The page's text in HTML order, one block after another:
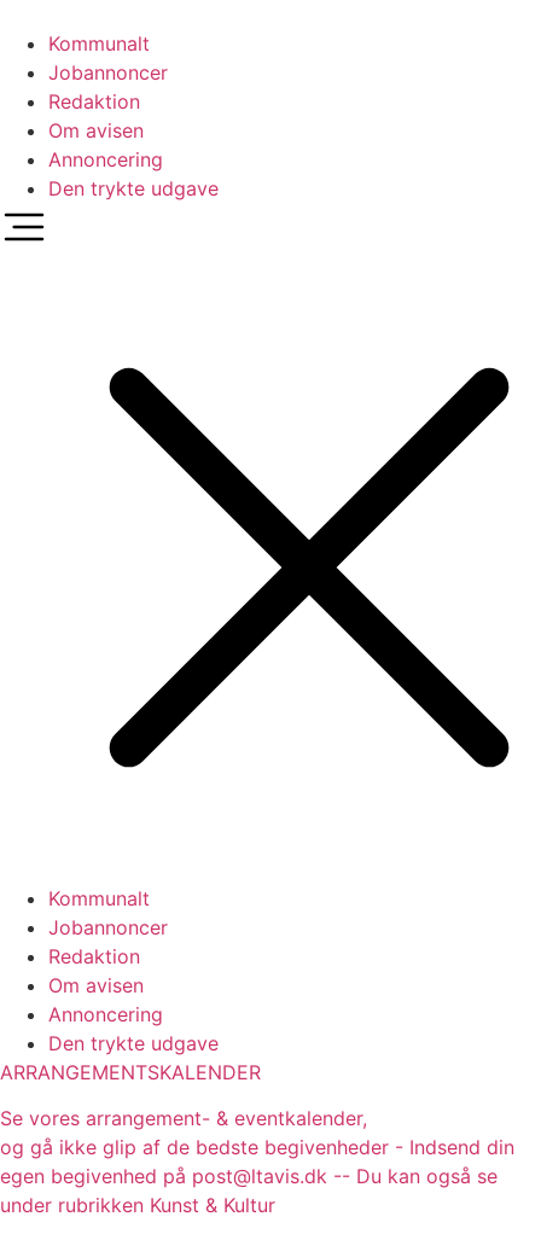
indhold
Kommunalt
Jobannoncer
Redaktion
Om avisen
Annoncering
Den trykte udgave
Kommunalt
Jobannoncer
Redaktion
Om avisen
Annoncering
Den trykte udgave
ARRANGEMENTSKALENDER
Se vores arrangement- & eventkalender,
og gå ikke glip af de bedste begivenheder - Indsend din
egen begivenhed på post@ltavis.dk -- Du kan også se
under rubrikken Kunst & Kultur